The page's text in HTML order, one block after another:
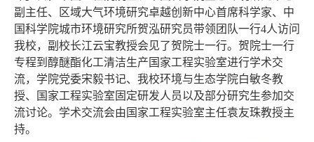
副主任、区域大气环境研究卓越创新中心首席科学家、中
国科学院城市环境研究所贺泓研究员带领团队一行4人访问
我校，副校长江云宝教授会见了贺院士一行。贺院士一行
专程到醇醚酯化工清洁生产国家工程实验室进行学术交
流，学院党委宋毅书记、我校环境与生态学院白敏冬教
授、国家工程实验室固定研发人员以及部分研究生参加交
流讨论。学术交流会由国家工程实验室主任袁友珠教授主
持。